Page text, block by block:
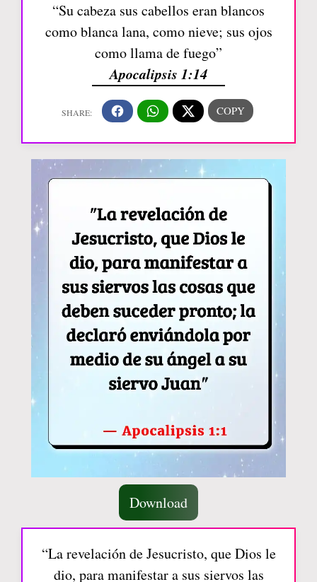
“Su cabeza sus cabellos eran blancos
como blanca lana, como nieve; sus ojos
como llama de fuego”
Apocalipsis 1:14
Download
“La revelación de Jesucristo, que Dios le
dio, para manifestar a sus siervos las